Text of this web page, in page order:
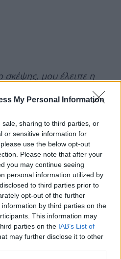
My Personal Information
sharing to third parties, or
or sensitive information for
use the below opt-out
Please note that after your
you may continue seeing
personal information utilized by
to third parties prior to
opt-out of the further
by third parties on the
This information may
parties on the IAB’s List of
may further disclose it to other
σκέψης, μου έλειπε η
μου, ενώ είχα ανάγκη
να ανοίξω. Το έψαχνα
αποδέχεται τα παιδιά
τα ενοχλούν».
της με την Άννα
αναφέρθηκε στον
της ο οποίος «έφυγε»
πέθανε σε μία
ένα τυχαίο γεγονός που